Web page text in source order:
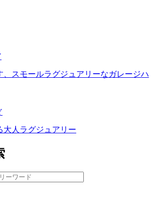
、スモールラグジュアリーなガレージハ
大人ラグジュアリー